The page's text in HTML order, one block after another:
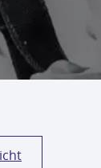
Neustadt Fanshop